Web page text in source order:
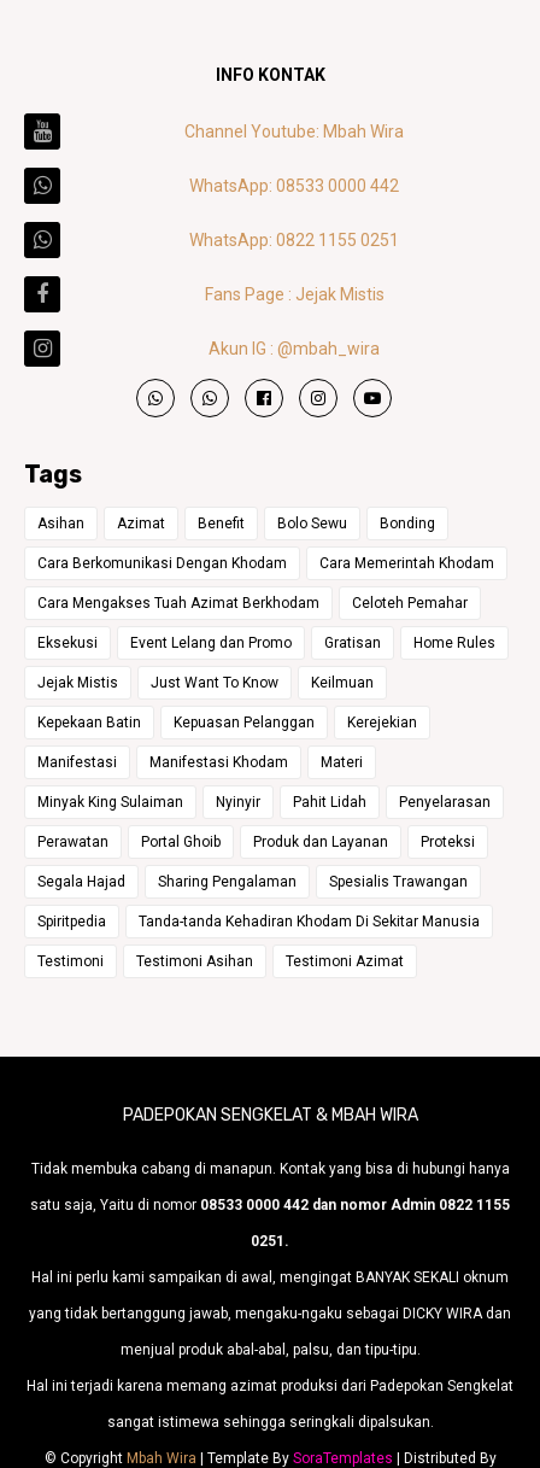
INFO KONTAK
Channel Youtube: Mbah Wira
WhatsApp: 08533 0000 442
WhatsApp: 0822 1155 0251
Fans Page : Jejak Mistis
Akun IG : @mbah_wira
Tags
Asihan Azimat Benefit Bolo Sewu Bonding
Cara Berkomunikasi Dengan Khodam Cara Memerintah Khodam
Cara Mengakses Tuah Azimat Berkhodam Celoteh Pemahar
Eksekusi Event Lelang dan Promo Gratisan Home Rules
Jejak Mistis Just Want To Know Keilmuan
Kepekaan Batin Kepuasan Pelanggan Kerejekian
Manifestasi Manifestasi Khodam Materi
Minyak King Sulaiman Nyinyir Pahit Lidah Penyelarasan
Perawatan Portal Ghoib Produk dan Layanan Proteksi
Segala Hajad Sharing Pengalaman Spesialis Trawangan
Spiritpedia Tanda-tanda Kehadiran Khodam Di Sekitar Manusia
Testimoni Testimoni Asihan Testimoni Azimat
PADEPOKAN SENGKELAT & MBAH WIRA
Tidak membuka cabang di manapun. Kontak yang bisa di hubungi hanya
satu saja, Yaitu di nomor 08533 0000 442 dan nomor Admin 0822 1155
0251.
Hal ini perlu kami sampaikan di awal, mengingat BANYAK SEKALI oknum
yang tidak bertanggung jawab, mengaku-ngaku sebagai DICKY WIRA dan
menjual produk abal-abal, palsu, dan tipu-tipu.
Hal ini terjadi karena memang azimat produksi dari Padepokan Sengkelat
sangat istimewa sehingga seringkali dipalsukan.
© Copyright Mbah Wira | Template By SoraTemplates | Distributed By